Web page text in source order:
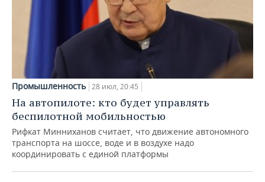
Промышленность 28 июл, 20:45
На автопилоте: кто будет управлять
беспилотной мобильностью
Рифкат Минниханов считает, что движение автономного
транспорта на шоссе, воде и в воздухе надо
координировать с единой платформы